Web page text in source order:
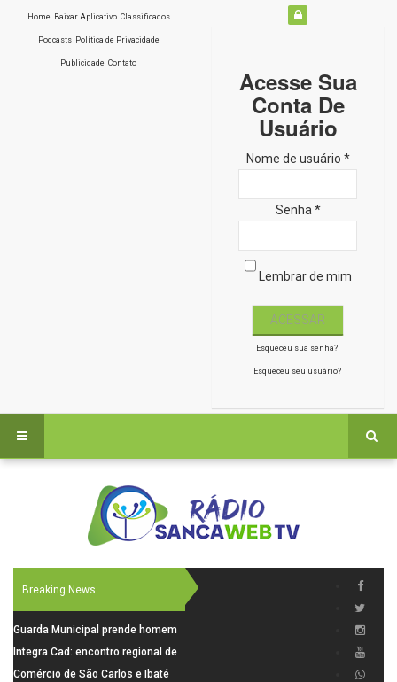
Home Baixar Aplicativo Classificados
Podcasts Política de Privacidade
Publicidade Contato
Acesse Sua
Conta De
Usuário
Nome de usuário *
Senha *
Lembrar de mim
Esqueceu sua senha?
Esqueceu seu usuário?
Breaking News
Guarda Municipal prende homem
por tentativa de furto em CEMEI
após cerco em São Carlos
Integra Cad: encontro regional de
segurança púbica será realizado
Comércio de São Carlos e Ibaté